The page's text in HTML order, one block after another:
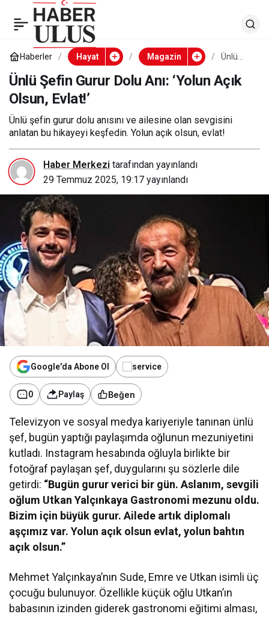
Haberler Hayat Magazin
Ünlü
Gurur
Dolu Anı:
Olsun,
Evlat!’
Ünlü Şefin Gurur Dolu Anı: ‘Yolun Açık
Olsun, Evlat!’
Ünlü şefin gurur dolu anısını ve ailesine olan sevgisini
anlatan bu hikayeyi keşfedin. Yolun açık olsun, evlat!
Haber Merkezi tarafından yayınlandı
29 Temmuz 2025, 19:17 yayınlandı
Google'da Abone Ol
0 Paylaş Beğen
Televizyon ve sosyal medya kariyeriyle tanınan ünlü
şef, bugün yaptığı paylaşımda oğlunun mezuniyetini
kutladı. Instagram hesabında oğluyla birlikte bir
fotoğraf paylaşan şef, duygularını şu sözlerle dile
getirdi: “Bugün gurur verici bir gün. Aslanım, sevgili
oğlum Utkan Yalçınkaya Gastronomi mezunu oldu.
Bizim için büyük gurur. Ailede artık diplomalı
aşçımız var. Yolun açık olsun evlat, yolun bahtın
açık olsun.”
Mehmet Yalçınkaya’nın Sude, Emre ve Utkan isimli üç
çocuğu bulunuyor. Özellikle küçük oğlu Utkan’ın
babasının izinden giderek gastronomi eğitimi alması,
Ünlü Şefin Gurur Dolu
Anı: ‘Yolun Açık Olsun,
Evlat!’